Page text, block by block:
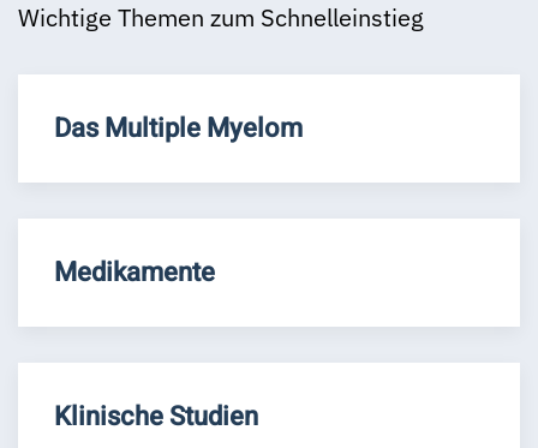
Wichtige Themen zum Schnelleinstieg
Das Multiple Myelom
Medikamente
Klinische Studien